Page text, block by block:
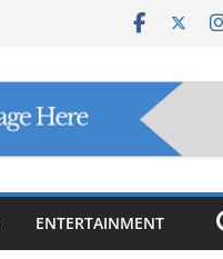
ENTERTAINMENT